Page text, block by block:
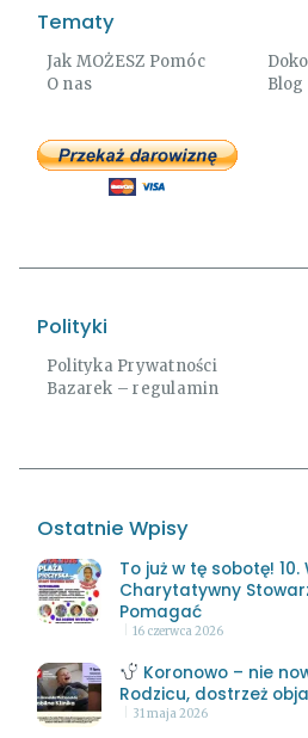
Tematy
Jak MOŻESZ Pomóc
O nas
Blog
Polityki
Polityka Prywatności
Bazarek – regulamin
Ostatnie Wpisy
To już w tę sobotę! 10.
Charytatywny
Pomagać
16 czerwca 2026
Koronowo – nie
Rodzicu, dostrzeż
31 maja 2026